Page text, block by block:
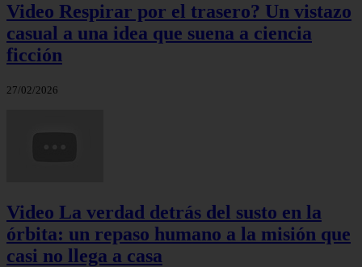
Video Respirar por el trasero? Un vistazo
casual a una idea que suena a ciencia
ficción
27/02/2026
Video La verdad detrás del susto en la
órbita: un repaso humano a la misión que
casi no llega a casa